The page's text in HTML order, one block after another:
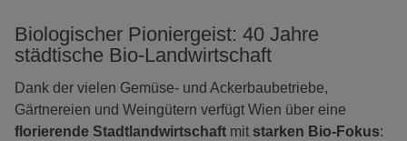
Biologischer Pioniergeist: 40 Jahre
städtische Bio-Landwirtschaft
Dank der vielen Gemüse- und Ackerbaubetriebe,
Gärtnereien und Weingütern verfügt Wien über eine
florierende Stadtlandwirtschaft mit starken Bio-Fokus: